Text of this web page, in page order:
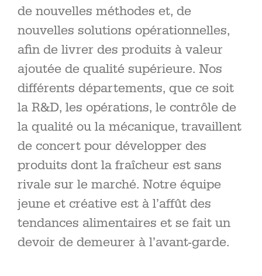
de nouvelles méthodes et, de
nouvelles solutions opérationnelles,
afin de livrer des produits à valeur
ajoutée de qualité supérieure. Nos
différents départements, que ce soit
la R&D, les opérations, le contrôle de
la qualité ou la mécanique, travaillent
de concert pour développer des
produits dont la fraîcheur est sans
rivale sur le marché. Notre équipe
jeune et créative est à l’affût des
tendances alimentaires et se fait un
devoir de demeurer à l’avant-garde.